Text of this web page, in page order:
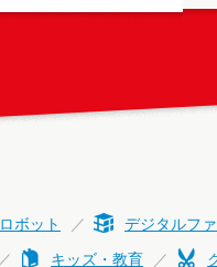
ロボット
デジタルフ
キッズ・教育